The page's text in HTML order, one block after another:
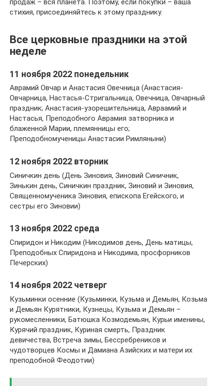
продаж – вся планета. Поэтому, если покупки – ваша
стихия, присоединяйтесь к этому празднику.
Все церковные праздники на этой
неделе
11 ноября 2022 понедельник
Аврамий Овчар и Анастасия Овечница (Анастасия-
Овчарница, Настасья-Стригальница, Овечница, Овчарный
праздник; Анастасия-узорешительница, Авраамий и
Настасья, Преподобного Аврамия затворника и
блаженной Марии, племянницы его;
Преподобномученицы Анастасии Римляныни)
12 ноября 2022 вторник
Синичкин день (День Зиновия, Зиновий Синичник,
Зинькин день, Синичкин праздник, Зиновий и Зиновия,
Священномученика Зиновия, епископа Егейского, и
сестры его Зиновии)
13 ноября 2022 среда
Спиридон и Никодим (Никодимов день, День матицы,
Преподобных Спиридона и Никодима, просфорников
Печерских)
14 ноября 2022 четверг
Кузьминки осенние (Кузьминки, Кузьма и Демьян, Козьма
и Демьян Курятники, Кузнецы, Кузьма и Демьян –
рукомесленники, Батюшка Козмодемьян, Курьи именины,
Курячий праздник, Куриная смерть, Праздник
девичества, Встреча зимы, Бессребреников и
чудотворцев Космы и Дамиана Азийских и матери их
преподобной Феодотии)